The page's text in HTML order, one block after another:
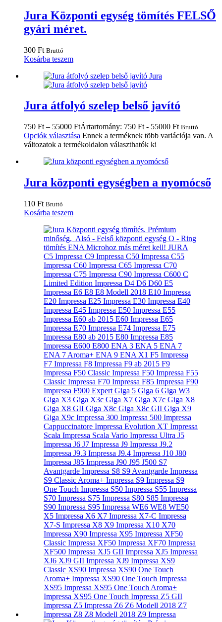
Jura Központi egység tömítés FELSŐ
gyári méret.
300 Ft Bruttó
Kosárba teszem
Jura átfolyó szelep belső javító
750 Ft – 55000 FtÁrtartomány: 750 Ft - 55000 Ft Bruttó
Opciók választása Ennek a terméknek több variációja van. A
változatok a termékoldalon választhatók ki
Jura központi egységben a nyomócső
110 Ft Bruttó
Kosárba teszem